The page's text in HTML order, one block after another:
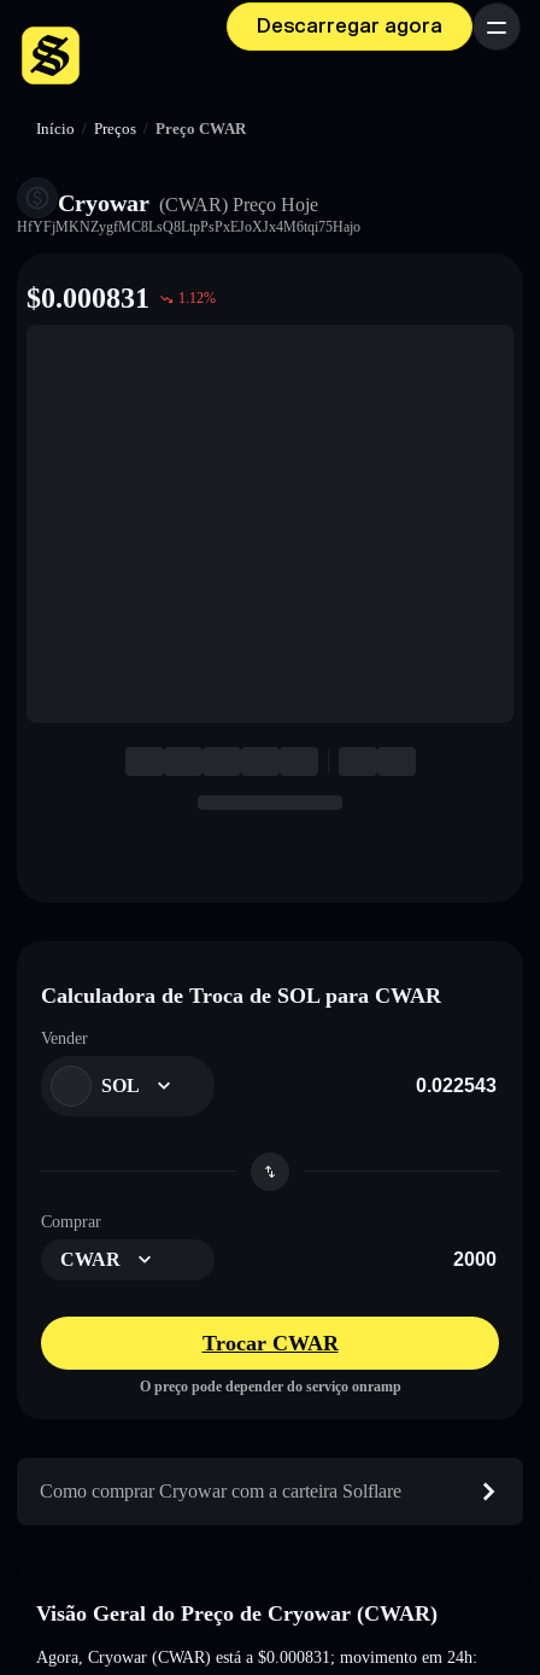
Descarregar agora Menu
Início / Preços / Preço CWAR
Cryowar (CWAR) Preço Hoje
HfYFjMKNZygfMC8LsQ8LtpPsPxEJoXJx4M6tqi75Hajo
$0.000831 1.12%
Calculadora de Troca de SOL para CWAR
Vender
SOL
Comprar
CWAR
Trocar CWAR
O preço pode depender do serviço onramp
Como comprar Cryowar com a carteira Solflare
Visão Geral do Preço de Cryowar (CWAR)
Agora, Cryowar (CWAR) está a $0.000831; movimento em 24h: